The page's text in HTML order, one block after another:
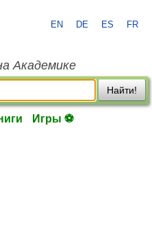
EN DE ES FR
Академике
Найти!
Игры ⚽